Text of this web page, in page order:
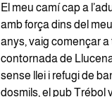
El meu camí cap a
amb força dins del
anys, vaig començar
contornada de
sense llei i refugi de
dosmils, el pub Trébol